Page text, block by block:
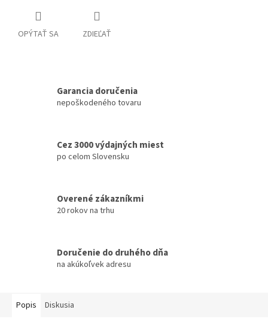
OPÝTAŤ SA ZDIEĽAŤ
Garancia doručenia
nepoškodeného tovaru
Cez 3000 výdajných miest
po celom Slovensku
Overené zákazníkmi
20 rokov na trhu
Doručenie do druhého dňa
na akúkoľvek adresu
Popis Diskusia